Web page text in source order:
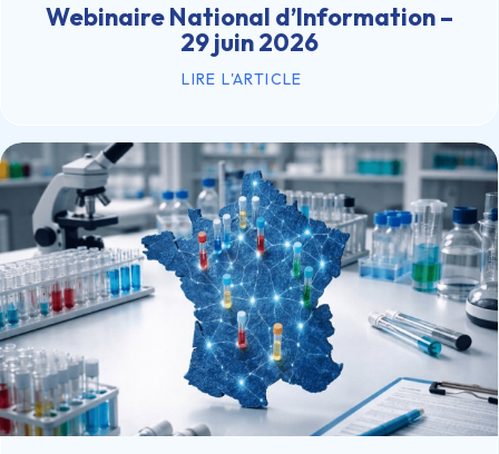
Webinaire National d’Information –
29 juin 2026
LIRE L'ARTICLE